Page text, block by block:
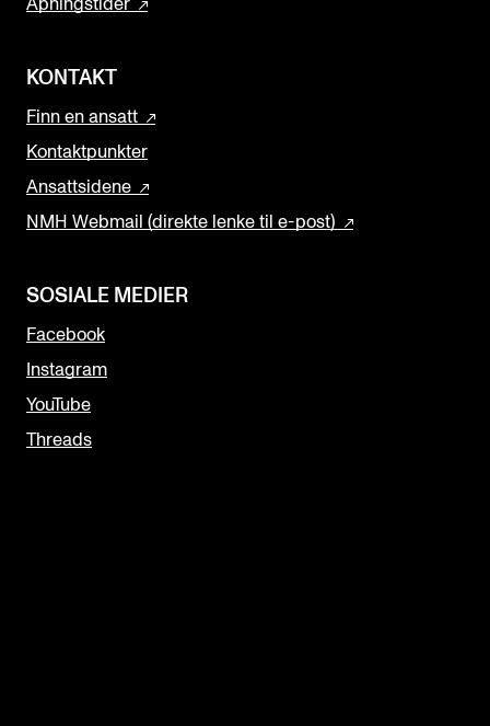
Åpningstider
KONTAKT
Finn en ansatt
Kontaktpunkter
Ansattsidene
NMH Webmail (direkte lenke til e-post)
SOSIALE MEDIER
Facebook
Instagram
YouTube
Threads